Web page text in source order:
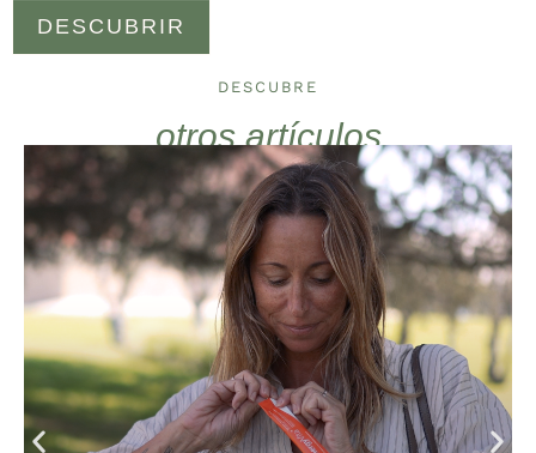
DESCUBRIR
DESCUBRE
otros artículos